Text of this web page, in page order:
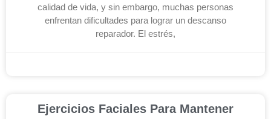
calidad de vida, y sin embargo, muchas personas
enfrentan dificultades para lograr un descanso
reparador. El estrés,
Ejercicios Faciales Para Mantener